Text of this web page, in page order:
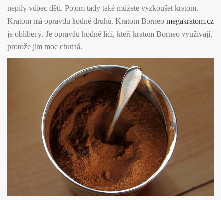
nepily vůbec děti. Potom tady také můžete vyzkoušet kratom.
Kratom má opravdu hodně druhů. Kratom Borneo megakratom.cz
je oblíbený. Je opravdu hodně lidí, kteří kratom Borneo využívají,
protože jim moc chutná.